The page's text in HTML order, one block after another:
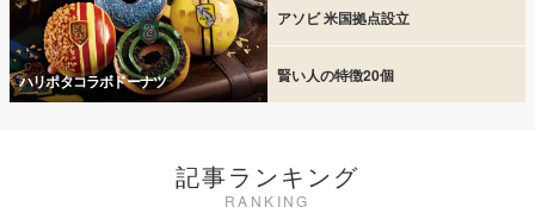
ハリポタコラボドーナツ
アソビ 米国拠点設立
賢い人の特徴20個
記事ランキング
RANKING